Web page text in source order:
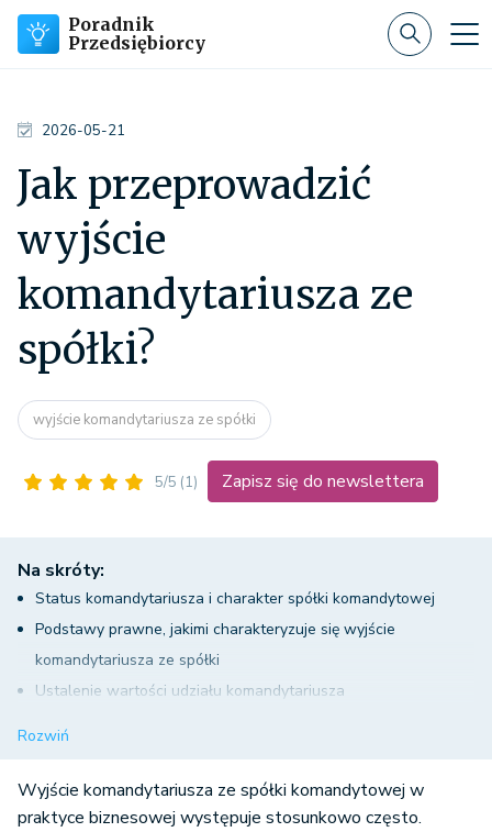
Poradnik
Przedsiębiorcy
2026-05-21
Jak przeprowadzić
wyjście
komandytariusza ze
spółki?
wyjście komandytariusza ze spółki
5/5 (1) Zapisz się do newslettera
Na skróty:
Status komandytariusza i charakter spółki komandytowej
Podstawy prawne, jakimi charakteryzuje się wyjście
komandytariusza ze spółki
Ustalenie wartości udziału komandytariusza
Konsekwencje podatkowe po stronie komandytariusza za
wyjście komandytariusza ze spółki
Rozwiń
Wyjście komandytariusza ze spółki komandytowej w
praktyce biznesowej występuje stosunkowo często.